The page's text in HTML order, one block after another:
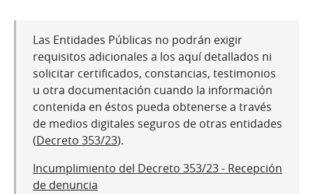
Las Entidades Públicas no podrán exigir
requisitos adicionales a los aquí detallados ni
solicitar certificados, constancias, testimonios
u otra documentación cuando la información
contenida en éstos pueda obtenerse a través
de medios digitales seguros de otras entidades
(Decreto 353/23).
Incumplimiento del Decreto 353/23 - Recepción
de denuncia